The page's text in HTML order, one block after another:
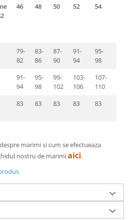
46 48 50 52 54
79-
82
83-
86
87-
90
91-
94
95-
98
91-
94
95-
98
99-
102
103-
106
107-
110
83 83 83 83 83
marimi si cum se efectueaza
nostru de marimiaici.